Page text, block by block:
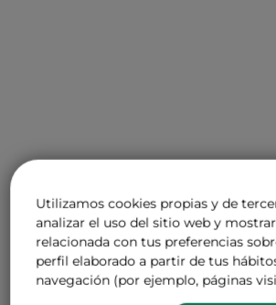
Utilizamos cookies propias y de
analizar el uso del sitio web y
relacionada con tus preferencias
perfil elaborado a partir de tus
navegación (por ejemplo, páginas